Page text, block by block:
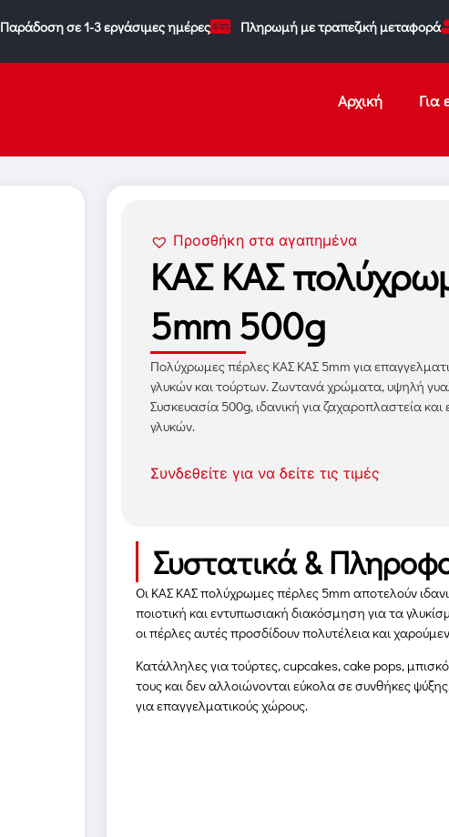
Παράδοση σε 1-3 εργάσιμες ημέρες Πληρωμή με τραπεζική μεταφορά
Αρχική Για
Προσθήκη στα αγαπημένα
ΚΑΣ ΚΑΣ
5mm 500g
Πολύχρωμες πέρλες ΚΑΣ ΚΑΣ 5mm για
γλυκών και τούρτων. Ζωντανά χρώματα, υψηλή
Συσκευασία 500g, ιδανική για ζαχαροπλαστεία
γλυκών.
Συνδεθείτε για να δείτε τις τιμές
Συστατικά &
Οι ΚΑΣ ΚΑΣ πολύχρωμες πέρλες 5mm αποτελούν
ποιοτική και εντυπωσιακή διακόσμηση για τα
οι πέρλες αυτές προσδίδουν πολυτέλεια και
Κατάλληλες για τούρτες, cupcakes, cake pops,
τους και δεν αλλοιώνονται εύκολα σε συνθήκες
για επαγγελματικούς χώρους.